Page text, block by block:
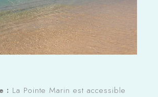
: La Pointe Marin est accessible